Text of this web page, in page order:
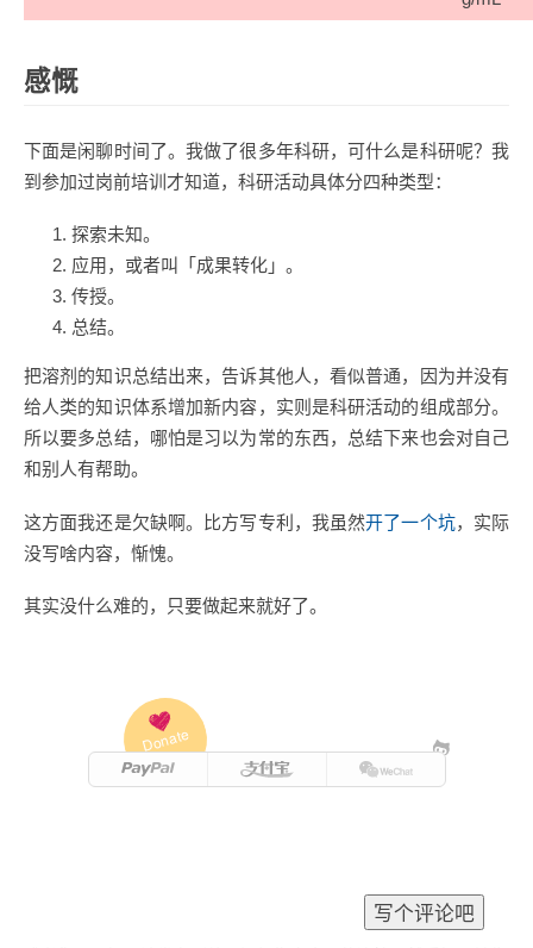
感慨
下面是闲聊时间了。我做了很多年科研，可什么是科研呢？我
到参加过岗前培训才知道，科研活动具体分四种类型：
探索未知。
应用，或者叫「成果转化」。
传授。
总结。
把溶剂的知识总结出来，告诉其他人，看似普通，因为并没有
给人类的知识体系增加新内容，实则是科研活动的组成部分。
所以要多总结，哪怕是习以为常的东西，总结下来也会对自己
和别人有帮助。
这方面我还是欠缺啊。比方写专利，我虽然开了一个坑，实际
没写啥内容，惭愧。
其实没什么难的，只要做起来就好了。
Donate